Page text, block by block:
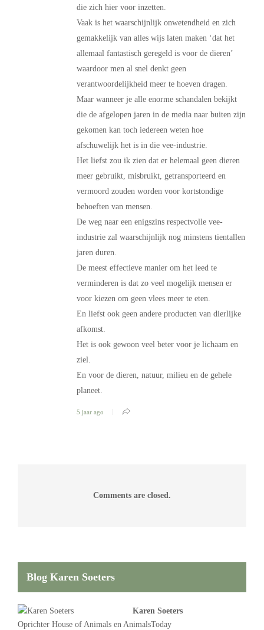
die zich hier voor inzetten.
Vaak is het waarschijnlijk onwetendheid en zich
gemakkelijk van alles wijs laten maken ‘dat het
allemaal fantastisch geregeld is voor de dieren’
waardoor men al snel denkt geen
verantwoordelijkheid meer te hoeven dragen.
Maar wanneer je alle enorme schandalen bekijkt
die de afgelopen jaren in de media naar buiten zijn
gekomen kan toch iedereen weten hoe
afschuwelijk het is in die vee-industrie.
Het liefst zou ik zien dat er helemaal geen dieren
meer gebruikt, misbruikt, getransporteerd en
vermoord zouden worden voor kortstondige
behoeften van mensen.
De weg naar een enigszins respectvolle vee-
industrie zal waarschijnlijk nog minstens tientallen
jaren duren.
De meest effectieve manier om het leed te
verminderen is dat zo veel mogelijk mensen er
voor kiezen om geen vlees meer te eten.
En liefst ook geen andere producten van dierlijke
afkomst.
Het is ook gewoon veel beter voor je lichaam en
ziel.
En voor de dieren, natuur, milieu en de gehele
planeet.
5 jaar ago
Comments are closed.
Blog Karen Soeters
Karen Soeters
Oprichter House of Animals en AnimalsToday